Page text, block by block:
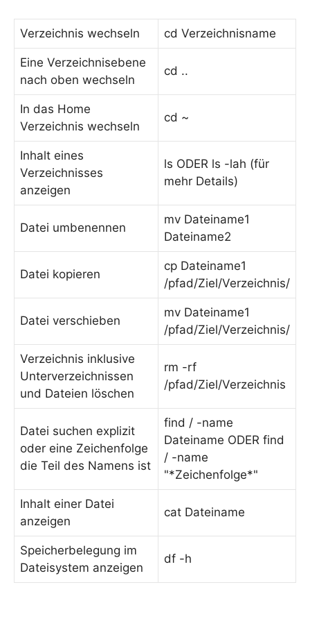
Verzeichnis wechseln cd Verzeichnisname
Eine Verzeichnisebene
nach oben wechseln
cd ..
In das Home
Verzeichnis wechseln
cd ~
Inhalt eines
Verzeichnisses
anzeigen
ls ODER ls -lah (für
mehr Details)
Datei umbenennen
mv Dateiname1
Dateiname2
Datei kopieren
cp Dateiname1
/pfad/Ziel/Verzeichnis/
Datei verschieben
mv Dateiname1
/pfad/Ziel/Verzeichnis/
Verzeichnis inklusive
Unterverzeichnissen
und Dateien löschen
rm -rf
/pfad/Ziel/Verzeichnis
Datei suchen explizit
oder eine Zeichenfolge
die Teil des Namens ist
find / -name
Dateiname ODER find
/ -name
"*Zeichenfolge*"
Inhalt einer Datei
anzeigen
cat Dateiname
Speicherbelegung im
Dateisystem anzeigen
df -h